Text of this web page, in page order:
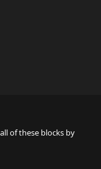
of these blocks by